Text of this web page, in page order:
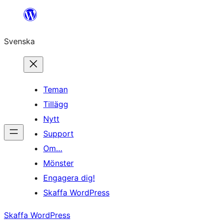
Hoppa
innehåll
Svenska
Teman
Tillägg
Nytt
Support
Om…
Mönster
Engagera dig!
Skaffa WordPress
Skaffa WordPress